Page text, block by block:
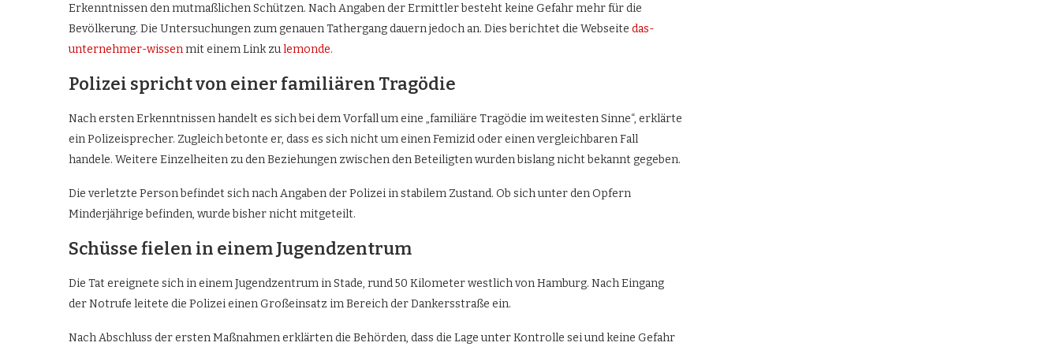
Erkenntnissen den mutmaßlichen Schützen. Nach Angaben der Ermittler besteht keine Gefahr mehr für die
Bevölkerung. Die Untersuchungen zum genauen Tathergang dauern jedoch an. Dies berichtet die Webseite das-
unternehmer-wissenmit einem Link zulemonde.
Polizei spricht von einer familiären Tragödie
Nach ersten Erkenntnissen handelt es sich bei dem Vorfall um eine „familiäre Tragödie im weitesten Sinne“, erklärte
ein Polizeisprecher. Zugleich betonte er, dass es sich nicht um einen Femizid oder einen vergleichbaren Fall
handele. Weitere Einzelheiten zu den Beziehungen zwischen den Beteiligten wurden bislang nicht bekannt gegeben.
Die verletzte Person befindet sich nach Angaben der Polizei in stabilem Zustand. Ob sich unter den Opfern
Minderjährige befinden, wurde bisher nicht mitgeteilt.
Schüsse fielen in einem Jugendzentrum
Die Tat ereignete sich in einem Jugendzentrum in Stade, rund 50 Kilometer westlich von Hamburg. Nach Eingang
der Notrufe leitete die Polizei einen Großeinsatz im Bereich der Dankersstraße ein.
Nach Abschluss der ersten Maßnahmen erklärten die Behörden, dass die Lage unter Kontrolle sei und keine Gefahr